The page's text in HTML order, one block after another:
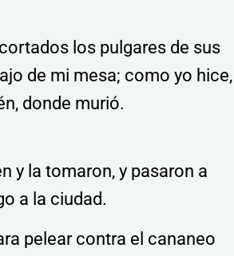
los pulgares de sus
de mi mesa; como yo hice,
donde murió.
y la tomaron, y pasaron a
a la ciudad.
pelear contra el cananeo